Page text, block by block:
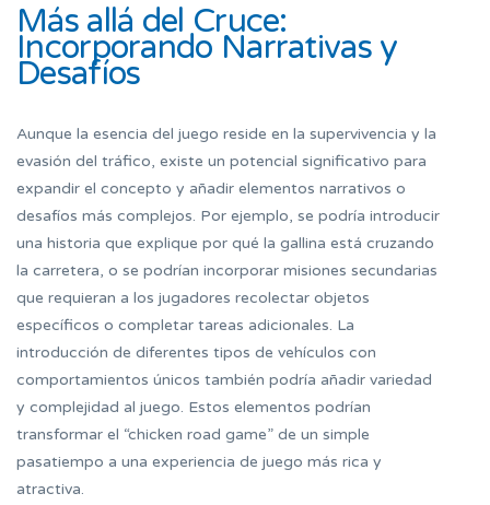
Más allá del Cruce:
Incorporando Narrativas y
Desafíos
Aunque la esencia del juego reside en la supervivencia y la
evasión del tráfico, existe un potencial significativo para
expandir el concepto y añadir elementos narrativos o
desafíos más complejos. Por ejemplo, se podría introducir
una historia que explique por qué la gallina está cruzando
la carretera, o se podrían incorporar misiones secundarias
que requieran a los jugadores recolectar objetos
específicos o completar tareas adicionales. La
introducción de diferentes tipos de vehículos con
comportamientos únicos también podría añadir variedad
y complejidad al juego. Estos elementos podrían
transformar el “chicken road game” de un simple
pasatiempo a una experiencia de juego más rica y
atractiva.